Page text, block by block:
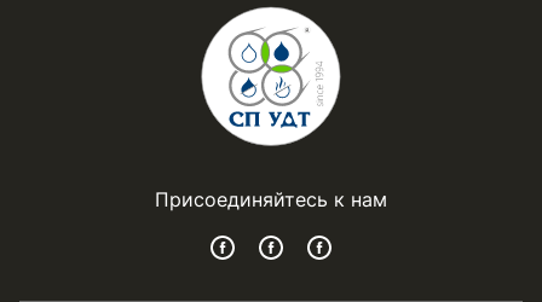
Присоединяйтесь к нам